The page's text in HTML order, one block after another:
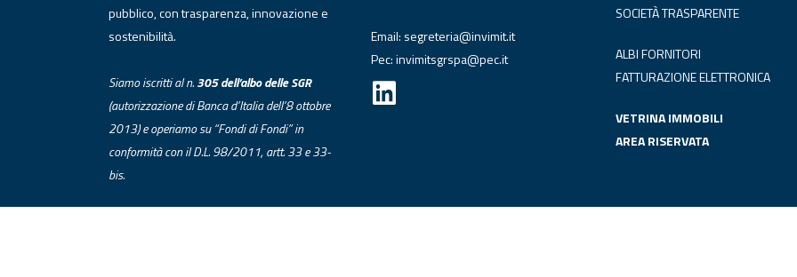
pubblico, con trasparenza, innovazione e
sostenibilità.
Siamo iscritti al n.305 dell’albodelleSGR
(autorizzazione di Banca d’Italia dell’8 ottobre
2013) e operiamo su “Fondi di Fondi” in
conformità con il D.L. 98/2011, artt. 33 e 33-
bis.
Email: segreteria@invimit.it
Pec:invimitsgrspa@pec.it
SOCIETÀ TRASPARENTE
ALBI FORNITORI
FATTURAZIONE ELETTRONICA
VETRINA IMMOBILI
AREA RISERVATA